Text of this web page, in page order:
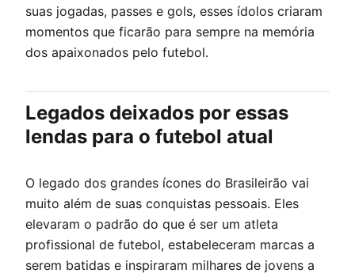
suas jogadas, passes e gols, esses ídolos criaram
momentos que ficarão para sempre na memória
dos apaixonados pelo futebol.
Legados deixados por essas
lendas para o futebol atual
O legado dos grandes ícones do Brasileirão vai
muito além de suas conquistas pessoais. Eles
elevaram o padrão do que é ser um atleta
profissional de futebol, estabeleceram marcas a
serem batidas e inspiraram milhares de jovens a